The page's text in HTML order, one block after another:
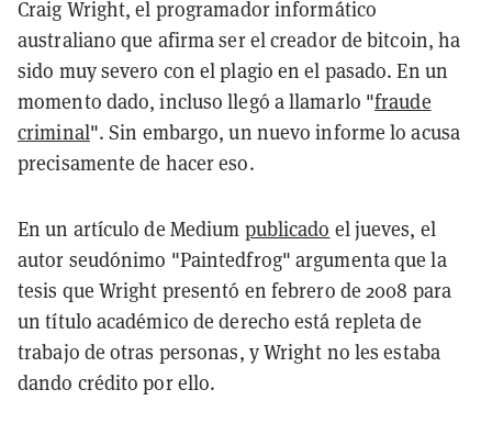
Craig Wright, el programador informático
australiano que afirma ser el creador de bitcoin, ha
sido muy severo con el plagio en el pasado. En un
momento dado, incluso llegó a llamarlo "fraude
criminal". Sin embargo, un nuevo informe lo acusa
precisamente de hacer eso.
En un artículo de Medium publicado el jueves, el
autor seudónimo "Paintedfrog" argumenta que la
tesis que Wright presentó en febrero de 2008 para
un título académico de derecho está repleta de
trabajo de otras personas, y Wright no les estaba
dando crédito por ello.